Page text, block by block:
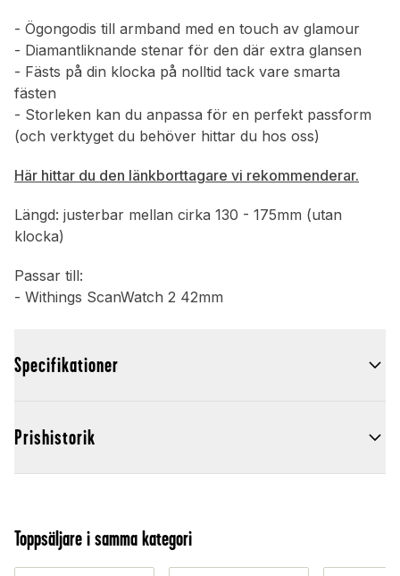
- Ögongodis till armband med en touch av glamour
- Diamantliknande stenar för den där extra glansen
- Fästs på din klocka på nolltid tack vare smarta
fästen
- Storleken kan du anpassa för en perfekt passform
(och verktyget du behöver hittar du hos oss)
Här hittar du den länkborttagare vi rekommenderar.
Längd: justerbar mellan cirka 130 - 175mm (utan
klocka)
Passar till:
- Withings ScanWatch 2 42mm
Specifikationer
Prishistorik
Toppsäljare i samma kategori